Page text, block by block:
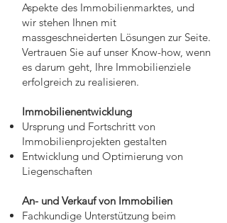
Aspekte des Immobilienmarktes, und
wir stehen Ihnen mit
massgeschneiderten Lösungen zur Seite.
Vertrauen Sie auf unser Know-how, wenn
es darum geht, Ihre Immobilienziele
erfolgreich zu realisieren.
Immobilienentwicklung
Ursprung und Fortschritt von
Immobilienprojekten gestalten
Entwicklung und Optimierung von
Liegenschaften
An- und Verkauf von Immobilien
Fachkundige Unterstützung beim